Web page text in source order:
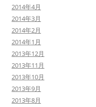
2014年4月
2014年3月
2014年2月
2014年1月
2013年12月
2013年11月
2013年10月
2013年9月
2013年8月